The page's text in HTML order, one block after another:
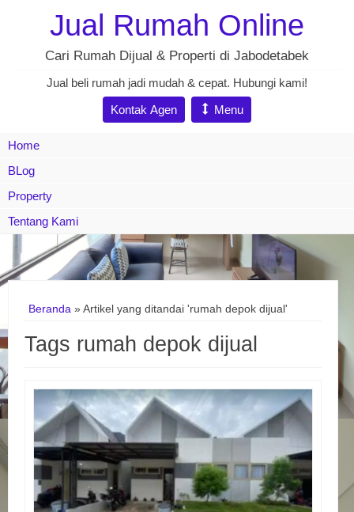
Jual Rumah Online
Cari Rumah Dijual & Properti di Jabodetabek
Jual beli rumah jadi mudah & cepat. Hubungi kami!
Kontak Agen
Menu
Home
BLog
Property
Tentang Kami
Beranda »Artikel yang ditandai 'rumah depok dijual'
Tags rumah depok dijual